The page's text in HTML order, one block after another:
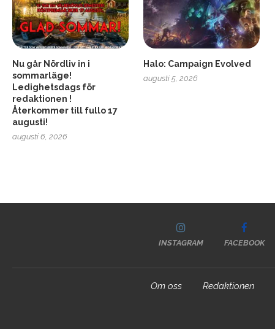
Nu går Nördliv in i
sommarläge!
Ledighetsdags för
redaktionen !
Återkommer till fullo 17
augusti!
augusti 6, 2026
Halo: Campaign Evolved
augusti 5, 2026
INSTAGRAM FACEBOOK
Om oss Redaktionen